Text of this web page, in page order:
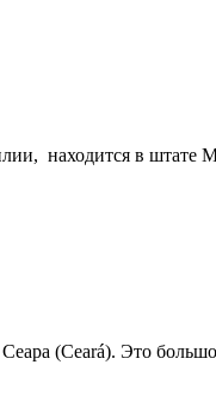
находится в штате
(Ceará). Это